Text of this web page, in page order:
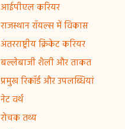
आईपीएल करियर
राजस्थान रॉयल्स में विकास
अंतरराष्ट्रीय क्रिकेट करियर
बल्लेबाजी शैली और ताकत
प्रमुख रिकॉर्ड और उपलब्धियां
नेट वर्थ
रोचक तथ्य